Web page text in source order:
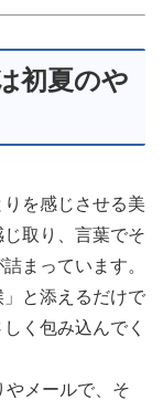
初夏のや
りを感じさせる美
取り、言葉でそ
まっています。
と添えるだけで
く包み込んでく
やメールで、そ